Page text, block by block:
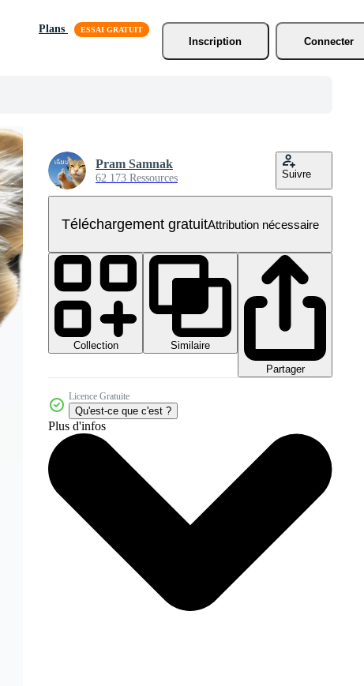
Plans
Inscription
Connecter
Pram Samnak
62 173 Ressources Suivre
Téléchargement gratuitAttribution nécessaire
Collection
Similaire
Partager
Licence Gratuite
Qu'est-ce que c'est ?
Plus d'infos